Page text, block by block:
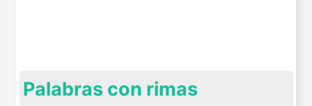
Palabras con rimas